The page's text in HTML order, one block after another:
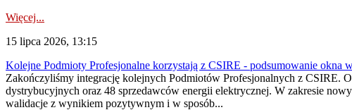
Więcej...
15 lipca 2026, 13:15
Kolejne Podmioty Profesjonalne korzystają z CSIRE - podsumowanie okna
Zakończyliśmy integrację kolejnych Podmiotów Profesjonalnych z CSIRE.
dystrybucyjnych oraz 48 sprzedawców energii elektrycznej. W zakresie
walidacje z wynikiem pozytywnym i w sposób...